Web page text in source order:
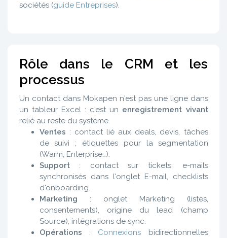
sociétés (guide Entreprises).
Rôle dans le CRM et les
processus
Un contact dans Mokapen n'est pas une ligne dans
un tableur Excel : c'est un enregistrement vivant
relié au reste du système.
Ventes : contact lié aux deals, devis, tâches
de suivi ; étiquettes pour la segmentation
(Warm, Enterprise…).
Support: contact sur tickets, e-mails
synchronisés dans l'onglet E-mail, checklists
d'onboarding.
Marketing : onglet Marketing (listes,
consentements), origine du lead (champ
Source), intégrations de sync.
Opérations : Connexions bidirectionnelles